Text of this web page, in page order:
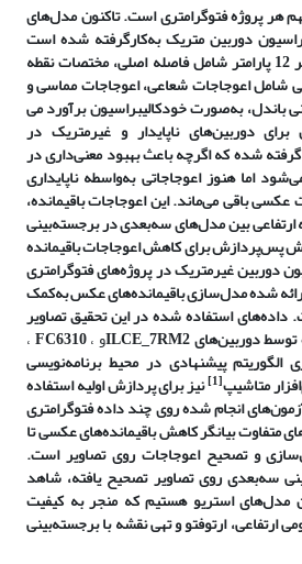
هر پروژه فتوگرامتری است. تاکنون مدلهای
دوربین متریک بهکارگرفته شده است
مانند مدل براون که حداکثر 12 پارامتر شامل فاصله اصلی، مختصات نقطه
شامل اعوجاجات شعاعی، اعوجاجات مماسی و
باندل، بهصورت خودکالیبراسیون برآورد می
برای دوربینهای ناپایدار و غیرمتریک در
شده که اگرچه باعث بهبود معنیداری در
شود اما هنوز اعوجاجاتی بهواسطه ناپایداری
عکسی باقی میماند. این اعوجاجات باقیمانده،
ارتفاعی بین مدلهای سهبعدی در برجستهبینی
پسپردازش برای کاهش اعوجاجات باقیمانده
دوربین غیرمتریک در پروژههای فتوگرامتری
شده مدلسازی باقیماندههای عکس بهکمک
دادههای استفاده شده در این تحقیق تصاویر
توسط دوربینهایILCE_7RM2و،FC6310 ،
الگوریتم پیشنهادی در محیط برنامهنویسی
افزار متاشیپ[1] نیز برای پردازش اولیه استفاده
های انجام شده روی چند داده فتوگرامتری
متفاوت بیانگر کاهش باقیماندههای عکسی تا
سازی و تصحیح اعوجاجات روی تصاویر است.
سهبعدی روی تصاویر تصحیح یافته، شاهد
های استریو هستیم که منجر به کیفیت
ارتفاعی، ارتوفتو و تهی نقشه با برجستهبینی